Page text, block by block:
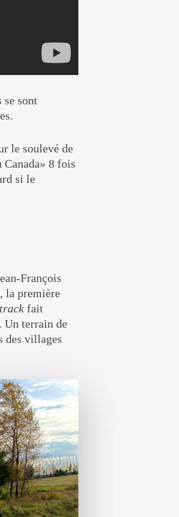
sont
le soulevé de
8 fois
si le
François
la première
fait
Un terrain de
des villages